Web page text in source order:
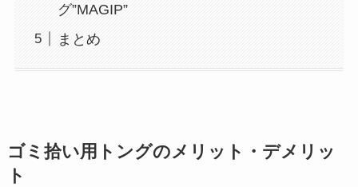
グ”MAGIP”
まとめ
ゴミ拾い用トングのメリット・デメリッ
ト